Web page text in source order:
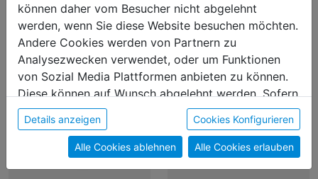
Kuschelhase "Hugo"
€ 24,00
Reisepasshülle "Flugzeuge"
€ 5,00
können daher vom Besucher nicht abgelehnt
werden, wenn Sie diese Website besuchen möchten.
Andere Cookies werden von Partnern zu
Analysezwecken verwendet, oder um Funktionen
von Sozial Media Plattformen anbieten zu können.
Diese können auf Wunsch abgelehnt werden. Sofern
sie unsere Webseite weiter nutzen, geben Sie
Einwilligung zu unseren Cookies.
Details anzeigen Cookies Konfigurieren
Alle Cookies ablehnen Alle Cookies erlauben